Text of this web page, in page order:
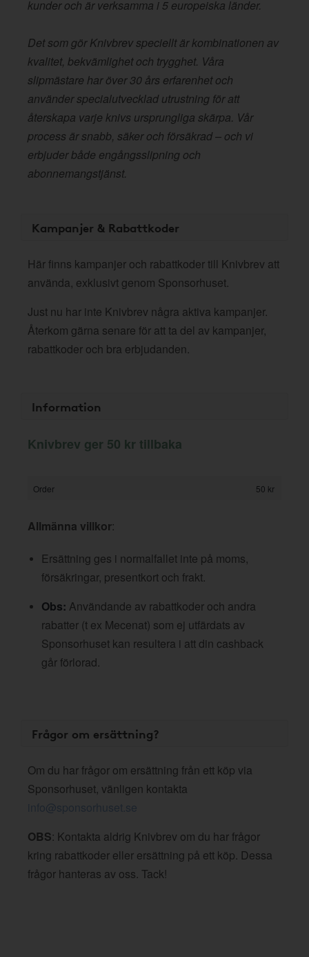
kunder och är verksamma i 5 europeiska länder.
Det som gör Knivbrev speciellt är kombinationen av
kvalitet, bekvämlighet och trygghet. Våra
slipmästare har över 30 års erfarenhet och
använder specialutvecklad utrustning för att
återskapa varje knivs ursprungliga skärpa. Vår
process är snabb, säker och försäkrad – och vi
erbjuder både engångsslipning och
abonnemangstjänst.
Kampanjer & Rabattkoder
Här finns kampanjer och rabattkoder till Knivbrev att
använda, exklusivt genom Sponsorhuset.
Just nu har inte Knivbrev några aktiva kampanjer.
Återkom gärna senare för att ta del av kampanjer,
rabattkoder och bra erbjudanden.
Information
Knivbrev ger 50 kr tillbaka
Order 50 kr
Allmänna villkor:
Ersättning ges i normalfallet inte på moms,
försäkringar, presentkort och frakt.
Obs: Användande av rabattkoder och andra
rabatter (t ex Mecenat) som ej utfärdats av
Sponsorhuset kan resultera i att din cashback
går förlorad.
Frågor om ersättning?
Om du har frågor om ersättning från ett köp via
Sponsorhuset, vänligen kontakta
info@sponsorhuset.se
OBS: Kontakta aldrig Knivbrev om du har frågor
kring rabattkoder eller ersättning på ett köp. Dessa
frågor hanteras av oss. Tack!